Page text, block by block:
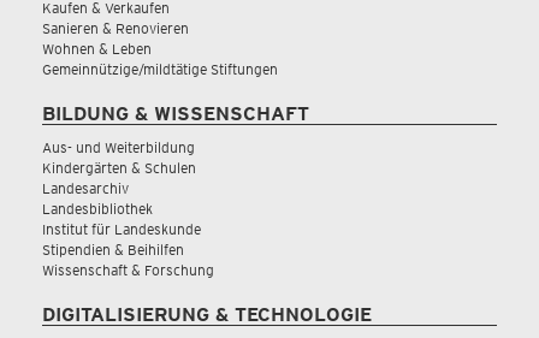
Kaufen & Verkaufen
Sanieren & Renovieren
Wohnen & Leben
Gemeinnützige/mildtätige Stiftungen
BILDUNG & WISSENSCHAFT
Aus- und Weiterbildung
Kindergärten & Schulen
Landesarchiv
Landesbibliothek
Institut für Landeskunde
Stipendien & Beihilfen
Wissenschaft & Forschung
DIGITALISIERUNG & TECHNOLOGIE